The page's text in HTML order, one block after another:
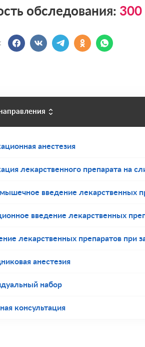
обследования: 300
анестезия
лекарственного препарата на
введение лекарственных
введение лекарственных
лекарственных препаратов при
анестезия
набор
консультация